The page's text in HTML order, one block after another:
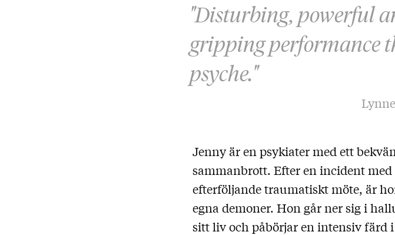
"Disturbing, powerful
gripping performance
psyche."
Jenny är en psykiater med ett
sammanbrott. Efter en incident
efterföljande traumatiskt möte, är
egna demoner. Hon går ner sig i
sitt liv och påbörjar en intensiv färd